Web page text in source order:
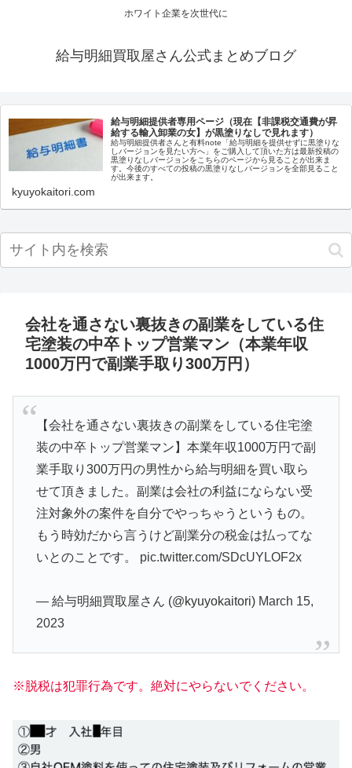
ホワイト企業を次世代に
給与明細買取屋さん公式まとめブログ
給与明細提供者専用ページ（現在【非課税交通費が昇
給する輸入卸業の女】が黒塗りなしで見れます）
給与明細提供者さんと有料note「給与明細を提供せずに黒塗りな
しバージョンを見たい方へ」をご購入して頂いた方は最新投稿の
黒塗りなしバージョンをこちらのページから見ることが出来ま
す。今後のすべての投稿の黒塗りなしバージョンを全部見ること
が出来ます。
kyuyokaitori.com
会社を通さない裏抜きの副業をしている住
宅塗装の中卒トップ営業マン（本業年収
1000万円で副業手取り300万円）
【会社を通さない裏抜きの副業をしている住宅塗
装の中卒トップ営業マン】本業年収1000万円で副
業手取り300万円の男性から給与明細を買い取ら
せて頂きました。副業は会社の利益にならない受
注対象外の案件を自分でやっちゃうというもの。
もう時効だから言うけど副業分の税金は払ってな
いとのことです。 pic.twitter.com/SDcUYLOF2x
— 給与明細買取屋さん (@kyuyokaitori) March 15,
2023
※脱税は犯罪行為です。絶対にやらないでください。